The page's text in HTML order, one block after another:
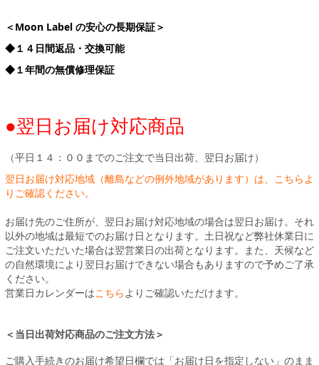
＜Moon Label の安心の長期保証＞
◆１４日間返品・交換可能
◆１年間の無償修理保証
●翌日お届け対応商品
（平日１４：００までのご注文で当日出荷、翌日お届け）
翌日お届け対応地域（離島などの例外地域があります）は、こちらよ
りご確認ください。
お届け先のご住所が、翌日お届け対応地域の場合は翌日お届け。それ
以外の地域は最短でのお届け日となります。土日祝など弊社休業日に
ご注文いただいた場合は翌営業日の出荷となります。また、天候など
の自然環境により翌日お届けできない場合もありますので予めご了承
ください。
営業日カレンダーはこちらよりご確認いただけます。
＜当日出荷対応商品のご注文方法＞
ご購入手続きのお届け希望日欄では「お届け日を指定しない」のまま